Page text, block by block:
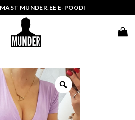
MUNDER.EE E-POODI